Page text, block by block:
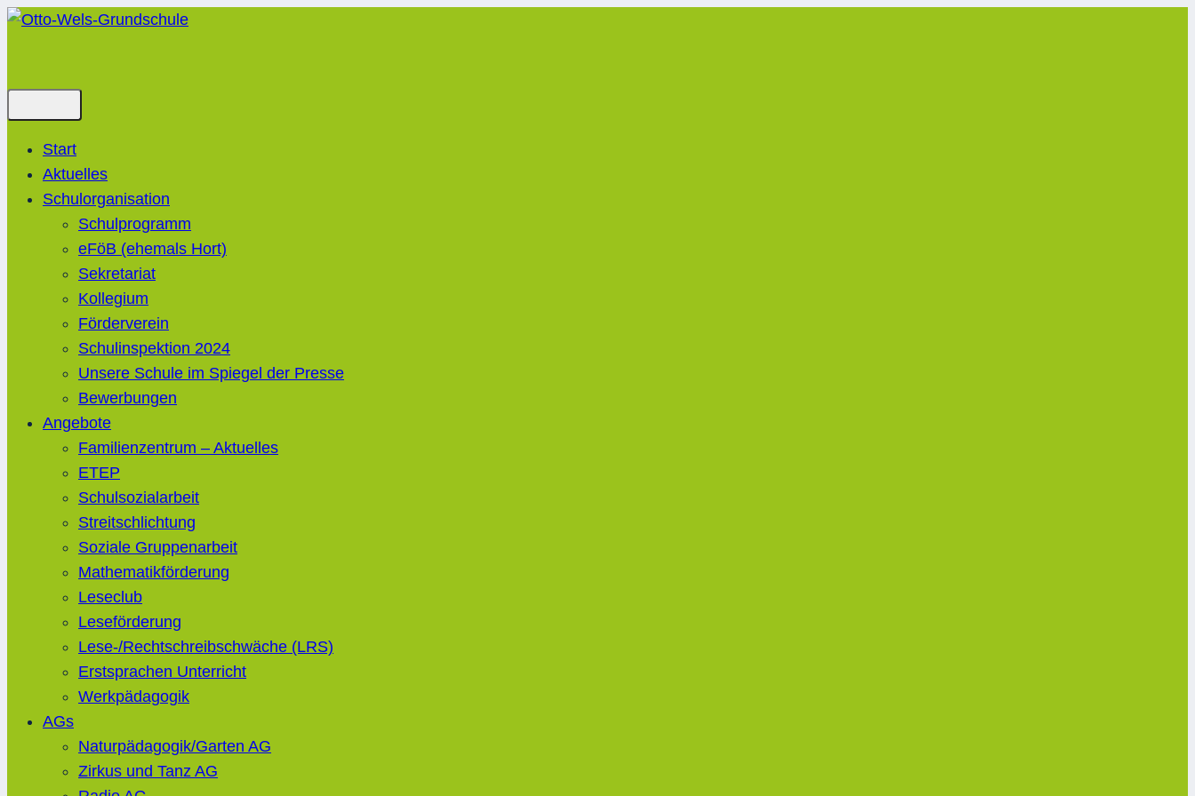
Zum
Start
Aktuelles
Schulorganisation
Schulprogramm
eFöB (ehemals Hort)
Sekretariat
Kollegium
Förderverein
Schulinspektion 2024
Unsere Schule im Spiegel der Presse
Bewerbungen
Angebote
Familienzentrum – Aktuelles
ETEP
Schulsozialarbeit
Streitschlichtung
Soziale Gruppenarbeit
Mathematikförderung
Leseclub
Leseförderung
Lese-/Rechtschreibschwäche (LRS)
Erstsprachen Unterricht
Werkpädagogik
AGs
Naturpädagogik/Garten AG
Zirkus und Tanz AG